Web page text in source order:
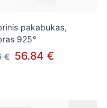
pakabukas,
925°
€ 56.84 €